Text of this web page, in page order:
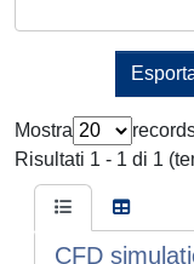
Mostra
Risultati 1 - 1 di 1
CFD